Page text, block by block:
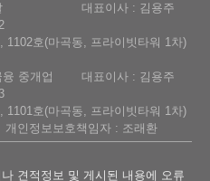
대표이사 : 김용주
1102호(마곡동, 프라이빗타워 1차)
중개업
대표이사 : 김용주
1101호(마곡동, 프라이빗타워 1차)
개인정보보호책임자 : 조래환
견적정보 및 게시된 내용에 오류